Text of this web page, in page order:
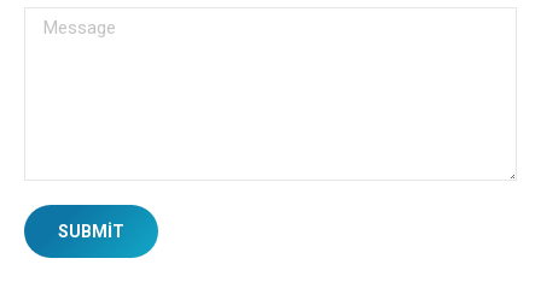
Message
SUBMIT